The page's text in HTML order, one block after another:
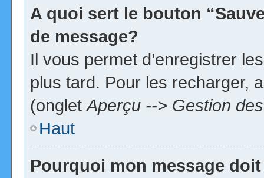
A quoi sert le bouton
de message?
Il vous permet d’enregistrer
plus tard. Pour les recharger,
(ongletAperçu --> Gestion
Haut
Pourquoi mon message